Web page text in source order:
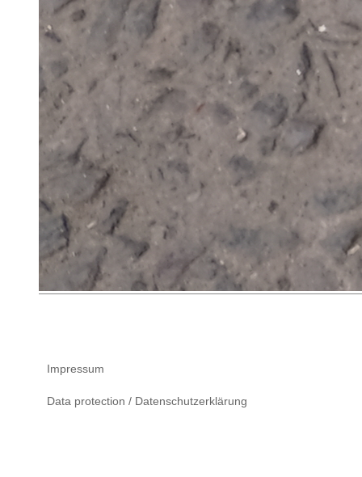
Impressum
Data protection / Datenschutzerklärung